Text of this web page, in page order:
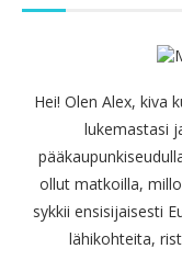
Hei! Olen Alex, kiva
lukemastasi
ollut matkoilla,
sykkii ensisijaisesti
lähikohteita,